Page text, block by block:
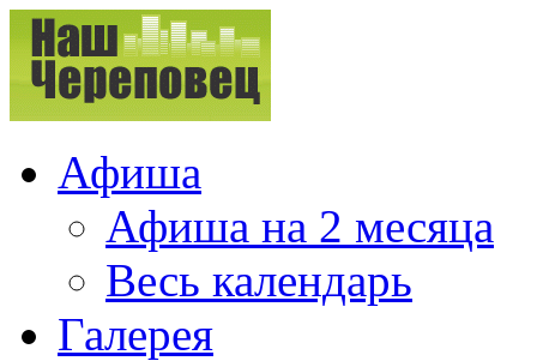
Афиша
Афиша на 2 месяца
Весь календарь
Галерея